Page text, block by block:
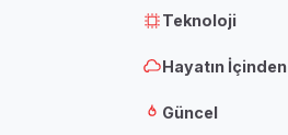
Teknoloji
Hayatın İçinden
Güncel